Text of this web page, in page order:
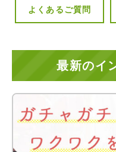
よくあるご質問
最新のイ